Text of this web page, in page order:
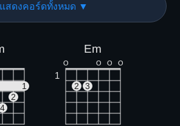
แสดงคอร์ดทั้งหมด ▼
1
2
4
Em
O O O O
1
2 3